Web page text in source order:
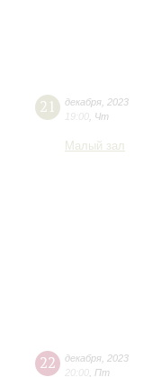
21 декабря 2023
19:00 Чт
Малый зал
22 декабря 2023
20:00 Пт